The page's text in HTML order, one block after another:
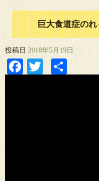
巨大食道症の
投稿日 2018年5月19日
Facebook
Twitter